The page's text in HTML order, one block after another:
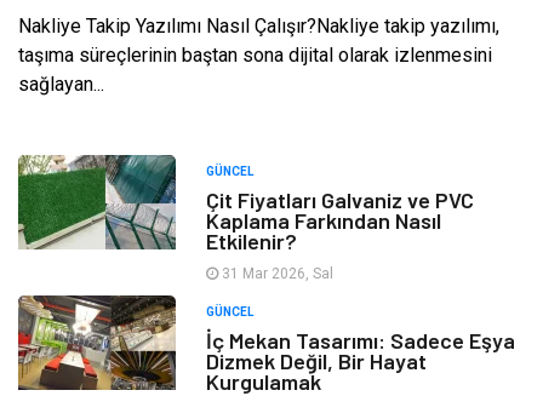
Nakliye Takip Yazılımı Nasıl Çalışır?Nakliye takip yazılımı,
taşıma süreçlerinin baştan sona dijital olarak izlenmesini
sağlayan...
GÜNCEL
Çit Fiyatları Galvaniz ve PVC
Kaplama Farkından Nasıl
Etkilenir?
31 Mar 2026, Sal
GÜNCEL
İç Mekan Tasarımı: Sadece Eşya
Dizmek Değil, Bir Hayat
Kurgulamak